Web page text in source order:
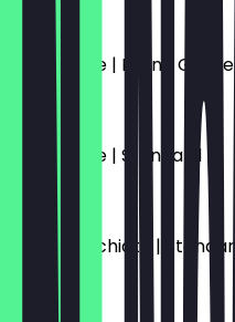
5,10 €
Caffè Latte | Kleine Größe
4,70 €
Caffè Latte | Standard
5,10 €
Latte Macchiato | Standard
5,10 €